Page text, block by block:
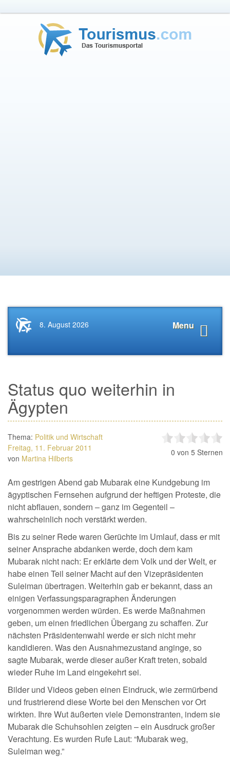
Startseite
News.Tourismus.com
Menu
8. August 2026
Status quo weiterhin in
Ägypten
Thema: Politik und Wirtschaft
Freitag, 11. Februar 2011
von Martina Hilberts
0 von 5 Sternen
Am gestrigen Abend gab Mubarak eine Kundgebung im
ägyptischen Fernsehen aufgrund der heftigen Proteste, die
nicht abflauen, sondern – ganz im Gegenteil –
wahrscheinlich noch verstärkt werden.
Bis zu seiner Rede waren Gerüchte im Umlauf, dass er mit
seiner Ansprache abdanken werde, doch dem kam
Mubarak nicht nach: Er erklärte dem Volk und der Welt, er
habe einen Teil seiner Macht auf den Vizepräsidenten
Suleiman übertragen. Weiterhin gab er bekannt, dass an
einigen Verfassungsparagraphen Änderungen
vorgenommen werden würden. Es werde Maßnahmen
geben, um einen friedlichen Übergang zu schaffen. Zur
nächsten Präsidentenwahl werde er sich nicht mehr
kandidieren. Was den Ausnahmezustand anginge, so
sagte Mubarak, werde dieser außer Kraft treten, sobald
wieder Ruhe im Land eingekehrt sei.
Bilder und Videos geben einen Eindruck, wie zermürbend
und frustrierend diese Worte bei den Menschen vor Ort
wirkten. Ihre Wut äußerten viele Demonstranten, indem sie
Mubarak die Schuhsohlen zeigten – ein Ausdruck großer
Verachtung. Es wurden Rufe Laut: “Mubarak weg,
Suleiman weg.”